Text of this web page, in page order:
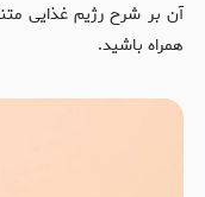
آن بر شرح رژیم غذایی
همراه باشید.